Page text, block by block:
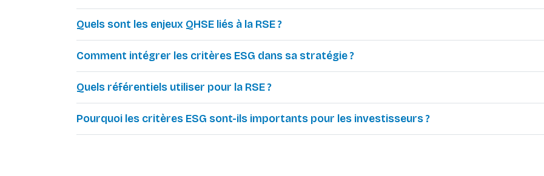
Quels sont les enjeux QHSE liés à la RSE ?
Comment intégrer les critères ESG dans sa stratégie ?
Quels référentiels utiliser pour la RSE ?
Pourquoi les critères ESG sont-ils importants pour les investisseurs ?